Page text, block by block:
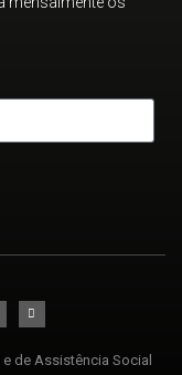
de Assistência Social